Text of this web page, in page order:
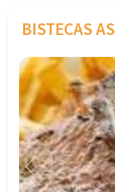
BISTECAS
Previous